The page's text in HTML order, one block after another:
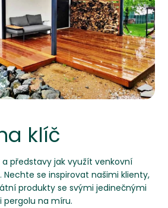
klíč
představy jak využít venkovní
se inspirovat našimi klienty,
produkty se svými jedinečnými
pergolu na míru.